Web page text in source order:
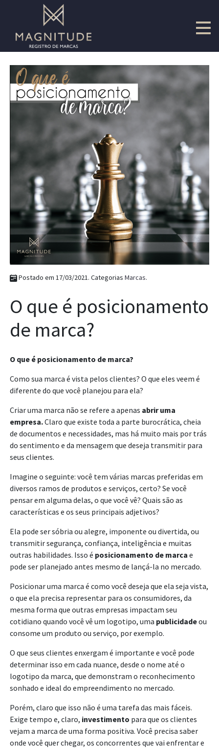
Postado em 17/03/2021. Categorias Marcas.
O que é posicionamento
de marca?
O que é posicionamento de marca?
Como sua marca é vista pelos clientes? O que eles veem é
diferente do que você planejou para ela?
Criar uma marca não se refere a apenas abrir uma
empresa.Claro que existe toda a parte burocrática, cheia
de documentos e necessidades, mas há muito mais por trás
do sentimento e da mensagem que deseja transmitir para
seus clientes.
Imagine o seguinte: você tem várias marcas preferidas em
diversos ramos de produtos e serviços, certo? Se você
pensar em alguma delas, o que você vê? Quais são as
características e os seus principais adjetivos?
Ela pode ser sóbria ou alegre, imponente ou divertida, ou
transmitir segurança, confiança, inteligência e muitas
outras habilidades. Isso é posicionamento de marca e
pode ser planejado antes mesmo de lançá-la no mercado.
Posicionar uma marca é como você deseja que ela seja vista,
o que ela precisa representar para os consumidores, da
mesma forma que outras empresas impactam seu
cotidiano quando você vê um logotipo, uma publicidadeou
consome um produto ou serviço, por exemplo.
O que seus clientes enxergam é importante e você pode
determinar isso em cada nuance, desde o nome até o
logotipo da marca, que demonstram o reconhecimento
sonhado e ideal do empreendimento no mercado.
Porém, claro que isso não é uma tarefa das mais fáceis.
Exige tempo e, claro, investimento para que os clientes
vejam a marca de uma forma positiva. Você precisa saber
onde você quer chegar, os concorrentes que vai enfrentar e